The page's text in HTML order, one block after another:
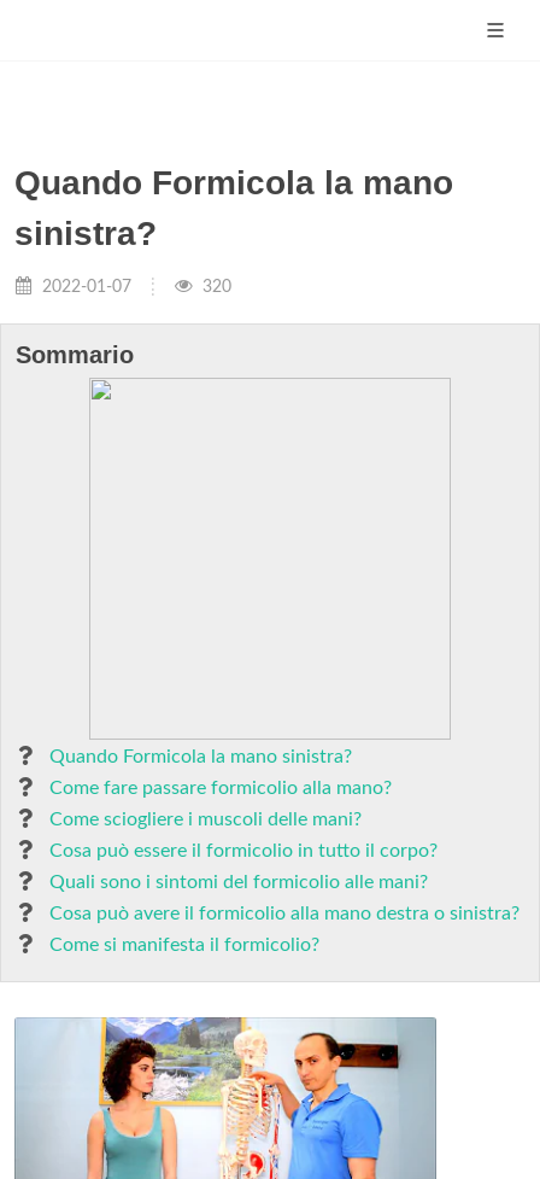
Quando Formicola la mano
sinistra?
2022-01-07 320
Sommario
Quando Formicola la mano sinistra?
Come fare passare formicolio alla mano?
Come sciogliere i muscoli delle mani?
Cosa può essere il formicolio in tutto il corpo?
Quali sono i sintomi del formicolio alle mani?
Cosa può avere il formicolio alla mano destra o sinistra?
Come si manifesta il formicolio?